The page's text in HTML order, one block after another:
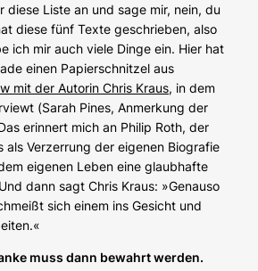
diese Liste an und sage mir, nein, du
diese fünf Texte geschrieben, also
ich mir auch viele Dinge ein. Hier hat
einen Papierschnitzel aus
mit der Autorin Chris Kraus, in dem
(Sarah Pines, Anmerkung der
erinnert mich an Philip Roth, der
als Verzerrung der eigenen Biografie
eigenen Leben eine glaubhafte
dann sagt Chris Kraus: »Genauso
sich einem ins Gesicht und
muss dann bewahrt werden.